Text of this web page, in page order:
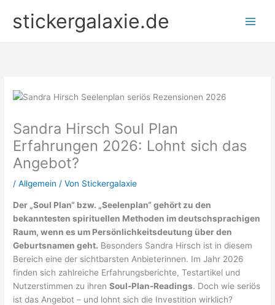
Inhaltstickergalaxie.de
Sandra Hirsch Soul Plan
Erfahrungen 2026: Lohnt sich das
Angebot?
/Allgemein / Von Stickergalaxie
Der „Soul Plan“ bzw. „Seelenplan“ gehört zu den
bekanntesten spirituellen Methoden im deutschsprachigen
Raum, wenn es um Persönlichkeitsdeutung über den
Geburtsnamen geht. Besonders Sandra Hirsch ist in diesem
Bereich eine der sichtbarsten Anbieterinnen. Im Jahr 2026
finden sich zahlreiche Erfahrungsberichte, Testartikel und
Nutzerstimmen zu ihrenSoul-Plan-Readings. Doch wie seriös
ist das Angebot – und lohnt sich die Investition wirklich?